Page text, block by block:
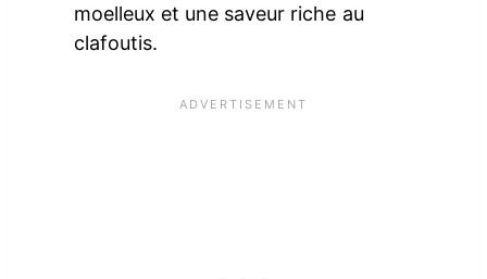
moelleux et une saveur riche au
clafoutis.